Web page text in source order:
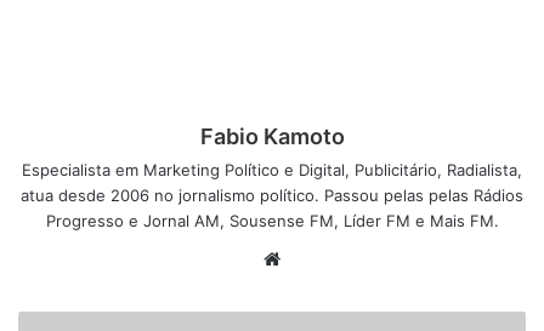
Fabio Kamoto
Especialista em Marketing Político e Digital, Publicitário, Radialista,
atua desde 2006 no jornalismo político. Passou pelas pelas Rádios
Progresso e Jornal AM, Sousense FM, Líder FM e Mais FM.
b